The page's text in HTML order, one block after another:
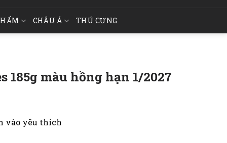
CHÂU Á THÚ CƯNG
màu hồng hạn 1/2027
vào yêu thích